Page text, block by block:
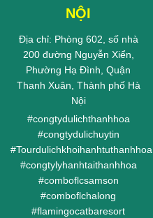
NỘI
Địa chỉ: Phòng 602, số nhà
200 đường Nguyễn Xiển,
Phường Hạ Đình, Quận
Thanh Xuân, Thành phố Hà
Nội
#congtydulichthanhhoa
#congtydulichuytin
#Tourdulichkhoihanhtuthanhhoa
#congtylyhanhtaithanhhoa
#comboflcsamson
#comboflchalong
#flamingocatbaresort